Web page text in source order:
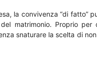
la convivenza “di fatto”
matrimonio. Proprio per
snaturare la scelta di